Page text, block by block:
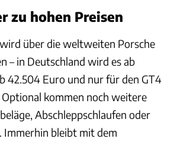
zu hohen Preisen
über die weltweiten Porsche
– in Deutschland wird es ab
42.504 Euro und nur für den GT4
Optional kommen noch weitere
Abschleppschlaufen oder
Immerhin bleibt mit dem